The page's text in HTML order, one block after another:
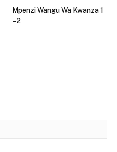
Mpenzi Wangu Wa Kwanza 1
– 2